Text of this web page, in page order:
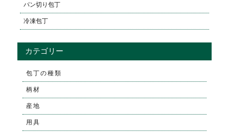
パン切り包丁
冷凍包丁
カテゴリー
包丁の種類
柄材
産地
用具